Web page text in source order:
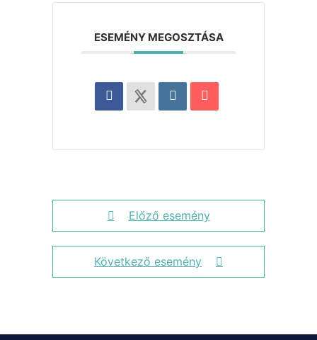
ESEMÉNY MEGOSZTÁSA
Előző esemény
Következő esemény